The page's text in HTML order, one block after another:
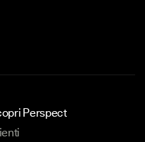
Perspect